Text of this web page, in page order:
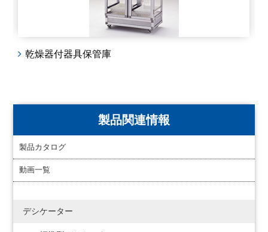
乾燥器付器具保管庫
製品関連情報
製品カタログ
動画一覧
デシケーター